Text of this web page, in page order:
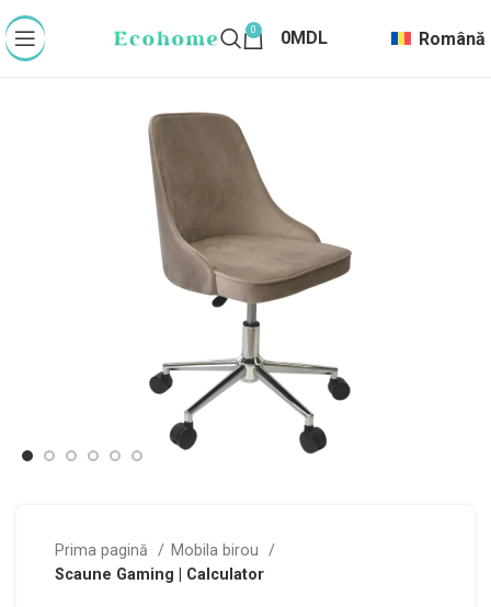
0 0MDL Română
Prima pagină
Mobila birou
Scaune Gaming | Calculator